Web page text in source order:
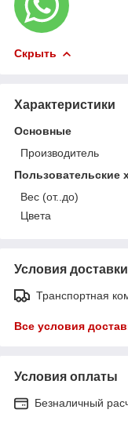
Скрыть
Характеристики
Основные
Производитель
Пользовательские
Вес (от..до)
Цвета
Условия доставки
Транспортная
Все условия
Условия оплаты
Безналичный